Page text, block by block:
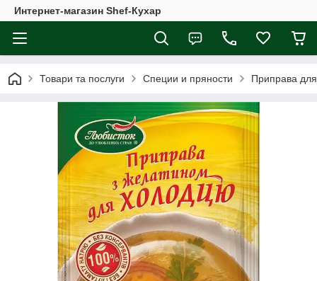
Интернет-магазин Shef-Кухар
Товари та послуги Специи и пряности Приправа